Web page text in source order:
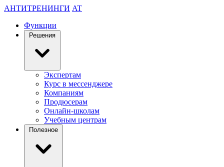
АНТИТРЕНИНГИ AT
Функции
Решения
Экспертам
Курс в мессенджере
Компаниям
Продюсерам
Онлайн-школам
Учебным центрам
Полезное